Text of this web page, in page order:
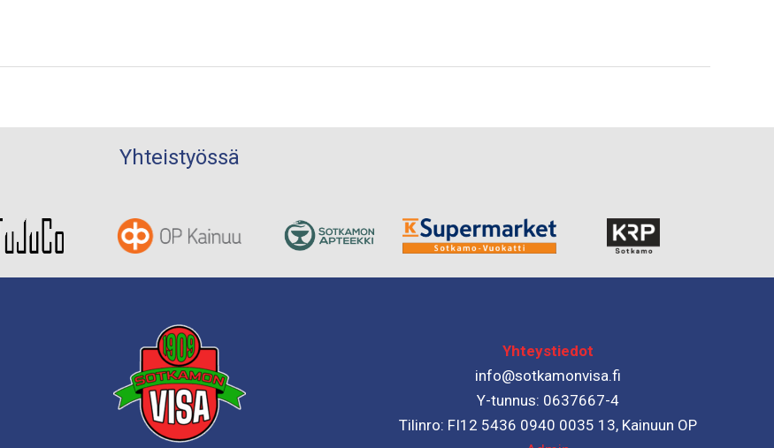
Yhteistyössä
Yhteystiedot
info@sotkamonvisa.fi
Y-tunnus: 0637667-4
Tilinro: FI12 5436 0940 0035 13, Kainuun OP